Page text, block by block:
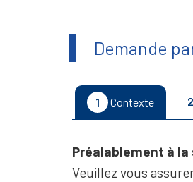
Demande
1 Contexte 2
Préalablement à
Veuillez vous